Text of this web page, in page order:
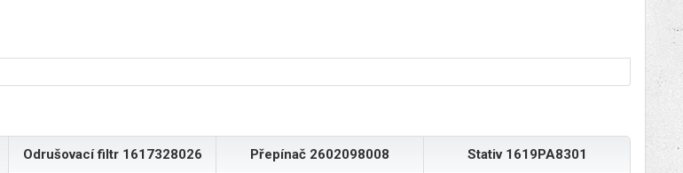
Odrušovací filtr 1617328026 Přepínač 2602098008 Stativ 1619PA8301